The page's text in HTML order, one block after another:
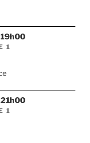
19h00
1
21h00
1